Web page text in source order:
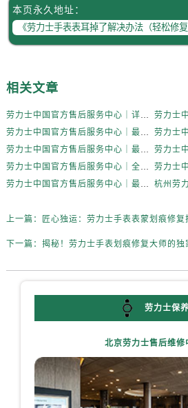
本页永久地址：
相关文章
劳力士中国官方售后服务中心｜详细官方热线及维修地址权威信息通知（2026年7月最新）
劳力士中国官方售后服务中心｜最新电话和详细维修地址权威信息通告（2026年7月最新）
劳力士中国官方售后服务中心｜最新维修地址与官方客服电话权威信息通知（2026年7月最新）
劳力士中国官方售后服务中心｜全新服务热线及完整地址权威信息声明（2026年7月最新）
劳力士中国官方售后服务中心｜最新地址及官方售后热线权威信息声明（2026年7月最新）
上一篇： 匠心独运：劳力士手表表蒙划痕修复
下一篇： 揭秘！劳力士手表划痕修复大师的独
劳力士保养
北京劳力士售后维修